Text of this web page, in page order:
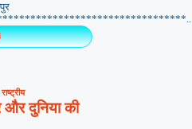
राष्ट्रीय
दुनिया की